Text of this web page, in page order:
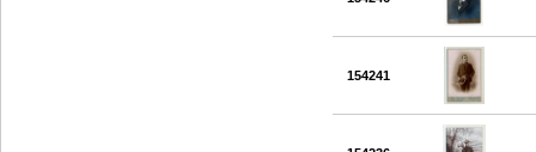
154241